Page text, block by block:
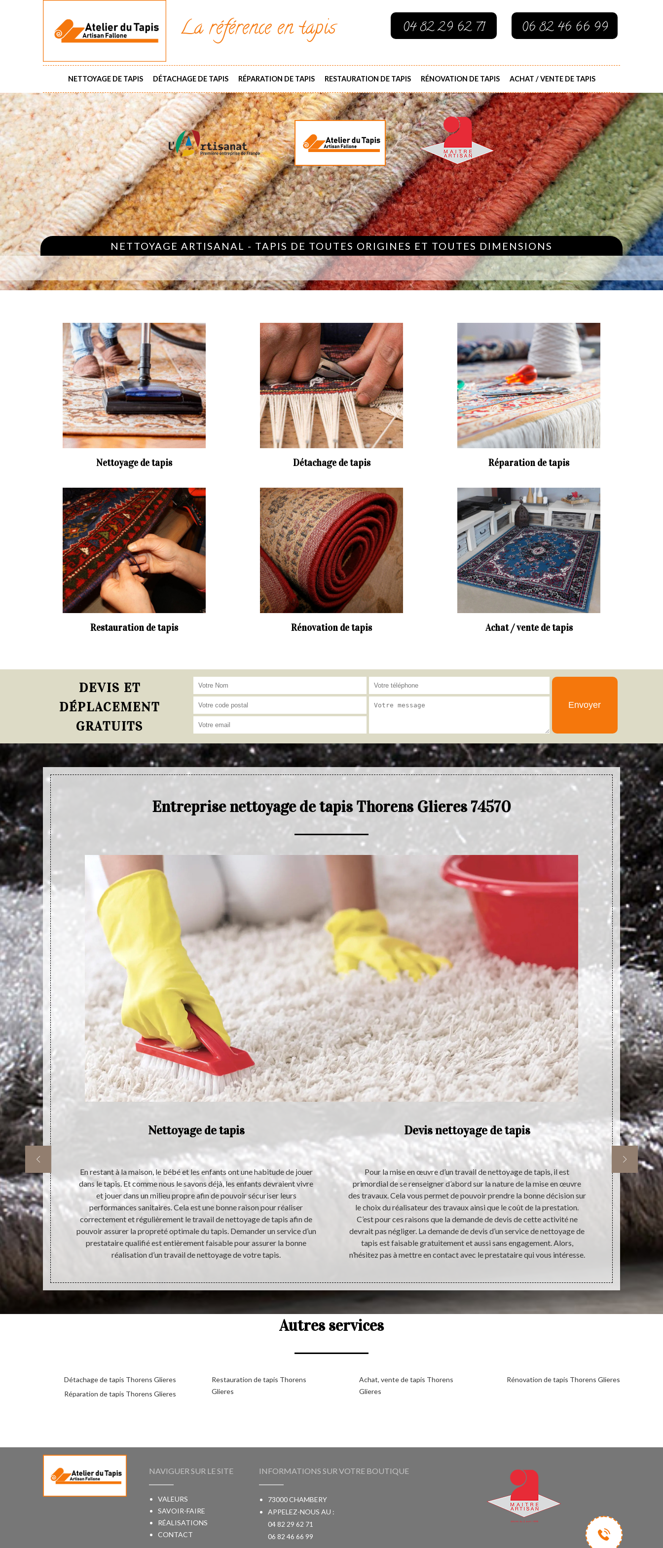
La référence en tapis 04 82 29 62 71 06 82 46 66 99
NETTOYAGE DE TAPIS DÉTACHAGE DE TAPIS RÉPARATION DE TAPIS RESTAURATION DE TAPIS RÉNOVATION DE TAPIS ACHAT / VENTE DE TAPIS
NETTOYAGE ARTISANAL - TAPIS DE TOUTES ORIGINES ET TOUTES DIMENSIONS
Nettoyage de tapis Détachage de tapis Réparation de tapis
Restauration de tapis Rénovation de tapis Achat / vente de tapis
DEVIS ET
DÉPLACEMENT
GRATUITS
Entreprise nettoyage de tapis Thorens Glieres 74570
prestataire
? Parce que
matériels
de
pour le
et la
si la
son
Nettoyage de tapis
En restant à la maison, le bébé et les enfants ont une habitude de jouer
dans le tapis. Et comme nous le savons déjà, les enfants devraient vivre
et jouer dans un milieu propre afin de pouvoir sécuriser leurs
performances sanitaires. Cela est une bonne raison pour réaliser
correctement et régulièrement le travail de nettoyage de tapis afin de
pouvoir assurer la propreté optimale du tapis. Demander un service d’un
prestataire qualifié est entièrement faisable pour assurer la bonne
réalisation d’un travail de nettoyage de votre tapis.
Devis nettoyage de tapis
Pour la mise en œuvre d’un travail de nettoyage de tapis, il est
primordial de se renseigner d’abord sur la nature de la mise en œuvre
des travaux. Cela vous permet de pouvoir prendre la bonne décision sur
le choix du réalisateur des travaux ainsi que le coût de la prestation.
C’est pour ces raisons que la demande de devis de cette activité ne
devrait pas négliger. La demande de devis d’un service de nettoyage de
tapis est faisable gratuitement et aussi sans engagement. Alors,
n’hésitez pas à mettre en contact avec le prestataire qui vous intéresse.
Si vous
vous
prestataire
avec
Autres services
Détachage de tapis Thorens Glieres
Réparation de tapis Thorens Glieres
Restauration de tapis Thorens
Glieres
Achat, vente de tapis Thorens
Glieres
Rénovation de tapis Thorens Glieres
NAVIGUER SUR LE SITE
VALEURS
SAVOIR-FAIRE
RÉALISATIONS
CONTACT
INFORMATIONS SUR VOTRE BOUTIQUE
73000 CHAMBERY
APPELEZ-NOUS AU :
04 82 29 62 71
06 82 46 66 99